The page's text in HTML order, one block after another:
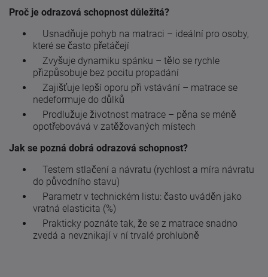
Proč je odrazová schopnost důležitá?
Usnadňuje pohyb na matraci – ideální pro osoby,
které se často přetáčejí
Zvyšuje dynamiku spánku – tělo se rychle
přizpůsobuje bez pocitu propadání
Zajišťuje lepší oporu při vstávání – matrace se
nedeformuje do důlků
Prodlužuje životnost matrace – pěna se méně
opotřebovává v zatěžovaných místech
Jak se pozná dobrá odrazová schopnost?
Testem stlačení a návratu (rychlost a míra návratu
do původního stavu)
Parametr v technickém listu: často uváděn jako
vratná elasticita (%)
Prakticky poznáte tak, že se z matrace snadno
zvedá a nevznikají v ní trvalé prohlubně